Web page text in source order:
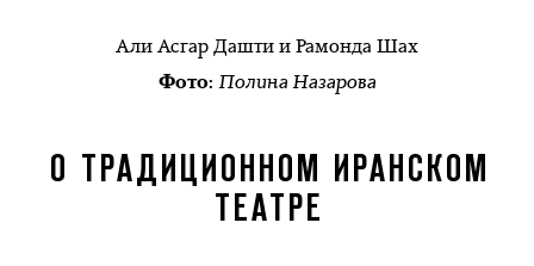
Али Асгар Дашти и Рамонда Шах
Фото:Полина Назарова
О ТРАДИЦИОННОМ ИРАНСКОМ
ТЕАТРЕ